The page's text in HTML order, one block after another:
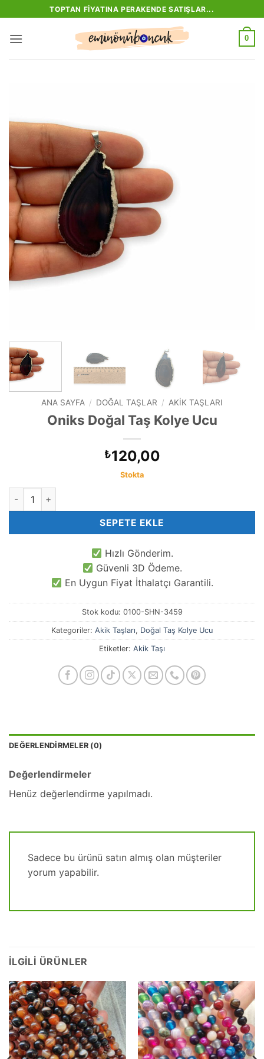
atla
TOPTAN FIYATINA PERAKENDE SATIŞLAR...
0
ANA SAYFA / DOĞAL TAŞLAR / AKIK TAŞLARI
Oniks Doğal Taş Kolye Ucu
₺120,00
Stokta
Oniks Doğal Taş Kolye Ucu adet
SEPETE EKLE
Hızlı Gönderim.
Güvenli 3D Ödeme.
En Uygun Fiyat İthalatçı Garantili.
Stok kodu: 0100-SHN-3459
Kategoriler: Akik Taşları, Doğal Taş Kolye Ucu
Etiketler: Akik Taşı
DEĞERLENDIRMELER (0)
Değerlendirmeler
Henüz değerlendirme yapılmadı.
Sadece bu ürünü satın almış olan müşteriler
yorum yapabilir.
İLGILI ÜRÜNLER